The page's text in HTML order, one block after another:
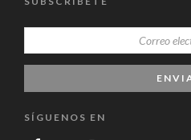
SÍGUENOS EN